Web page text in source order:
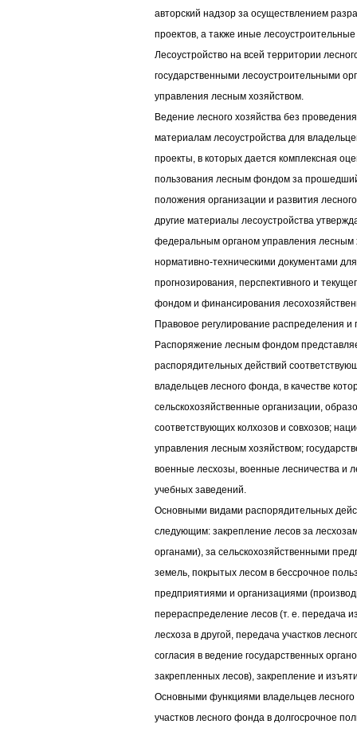
авторский надзор за осуществлением
проектов, а также иные
Лесоустройство на всей территории
государственными лесоустроительными
управления лесным хозяйством.
Ведение лесного хозяйства без
материалам лесоустройства для
проекты, в которых дается комплексная
пользования лесным фондом за
положения организации и развития
другие материалы лесоустройства
федеральным органом управления лесным
нормативно-техническими документами
прогнозирования, перспективного и
фондом и финансирования
Правовое регулирование распределения
Распоряжение лесным фондом
распорядительных действий
владельцев лесного фонда, в качестве
сельскохозяйственные организации,
соответствующих колхозов и совхозов;
управления лесным хозяйством;
военные лесхозы, военные лесничества и
учебных заведений.
Основными видами распорядительных
следующим: закрепление лесов за
органами), за сельскохозяйственными
земель, покрытых лесом в бессрочное
предприятиями и организациями
перераспределение лесов (т. е. передача
лесхоза в другой, передача участков
согласия в ведение государственных
закрепленных лесов), закрепление и
Основными функциями владельцев
участков лесного фонда в долгосрочное